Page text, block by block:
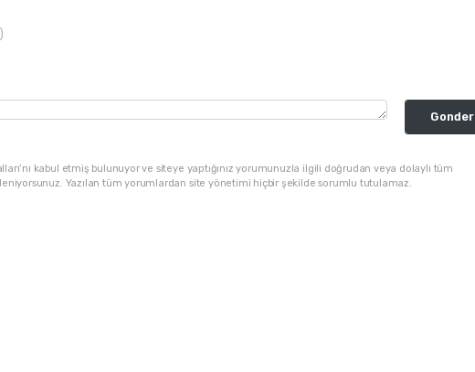
Gonder
kabul etmiş bulunuyor ve siteye yaptığınız yorumunuzla ilgili doğrudan veya dolaylı tüm
Yazılan tüm yorumlardan site yönetimi hiçbir şekilde sorumlu tutulamaz.